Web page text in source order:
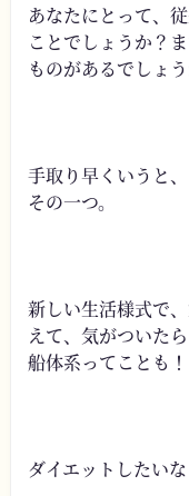
あなたにとって、
ことでしょうか？
ものがあるでしょ
手取り早くいうと
その一つ。
新しい生活様式で
えて、気がついた
船体系ってことも！
ダイエットしたい